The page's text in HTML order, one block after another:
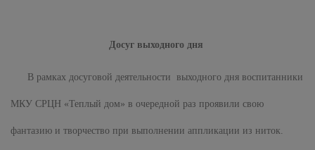
Досуг выходного дня
В рамках досуговой деятельности выходного дня воспитанники
МКУ СРЦН «Теплый дом» в очередной раз проявили свою
фантазию и творчество при выполнении аппликации из ниток.